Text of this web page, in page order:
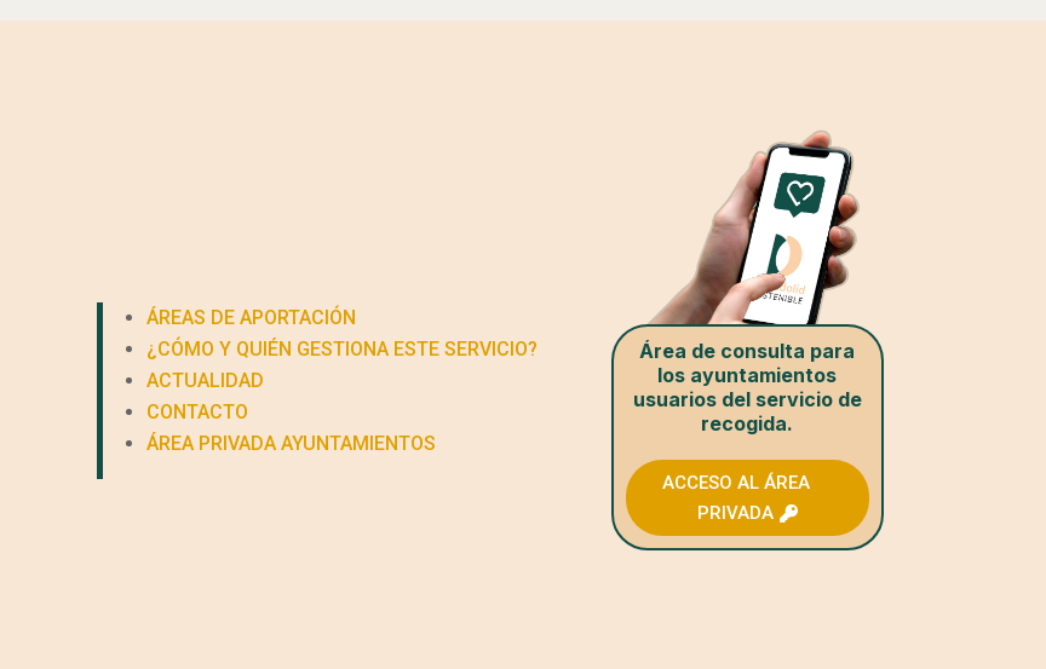
ÁREAS DE APORTACIÓN
¿CÓMO Y QUIÉN GESTIONA ESTE SERVICIO?
ACTUALIDAD
CONTACTO
ÁREA PRIVADA AYUNTAMIENTOS
Área de consulta para
los ayuntamientos
usuarios del servicio de
recogida.
ACCESO AL ÁREA
PRIVADA